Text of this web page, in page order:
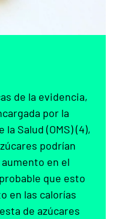
de la evidencia,
por la
Salud (OMS) (4),
podrían
en el
que esto
en las calorías
de azúcares